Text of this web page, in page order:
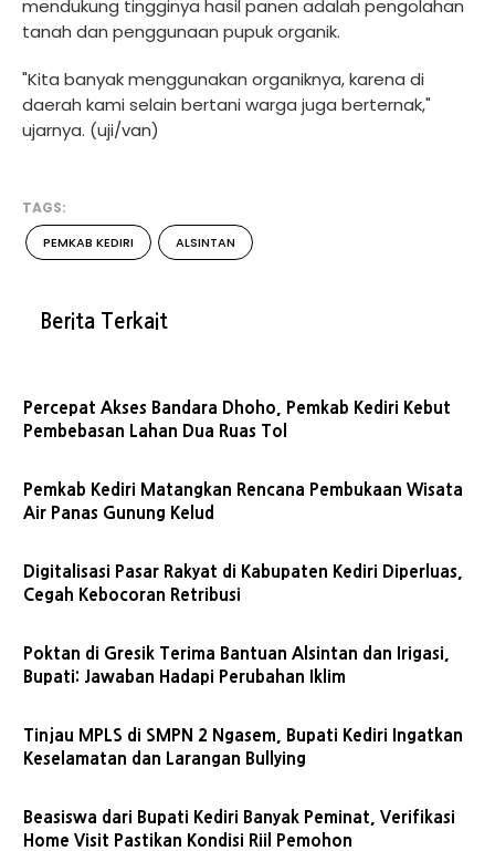
mendukung tingginya hasil panen adalah pengolahan
tanah dan penggunaan pupuk organik.
"Kita banyak menggunakan organiknya, karena di
daerah kami selain bertani warga juga berternak,"
ujarnya. (uji/van)
TAGS:
PEMKAB KEDIRI ALSINTAN
Berita Terkait
Percepat Akses Bandara Dhoho, Pemkab Kediri Kebut
Pembebasan Lahan Dua Ruas Tol
Pemkab Kediri Matangkan Rencana Pembukaan Wisata
Air Panas Gunung Kelud
Digitalisasi Pasar Rakyat di Kabupaten Kediri Diperluas,
Cegah Kebocoran Retribusi
Poktan di Gresik Terima Bantuan Alsintan dan Irigasi,
Bupati: Jawaban Hadapi Perubahan Iklim
Tinjau MPLS di SMPN 2 Ngasem, Bupati Kediri Ingatkan
Keselamatan dan Larangan Bullying
Beasiswa dari Bupati Kediri Banyak Peminat, Verifikasi
Home Visit Pastikan Kondisi Riil Pemohon